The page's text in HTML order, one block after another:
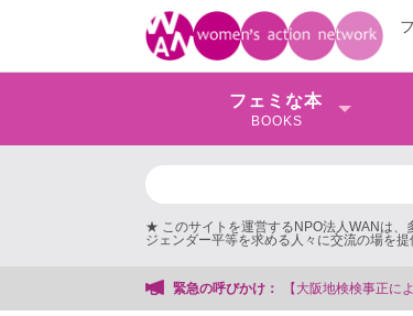
フェミな本
BOOKS
★ このサイトを運営するNPO法人WANは、
ジェンダー平等を求める人々に交流の場を提
緊急の呼びかけ：
検事を支援する会事務局